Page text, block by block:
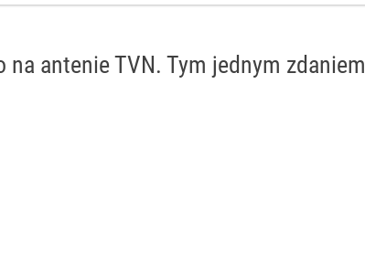
na antenie TVN. Tym jednym zdaniem